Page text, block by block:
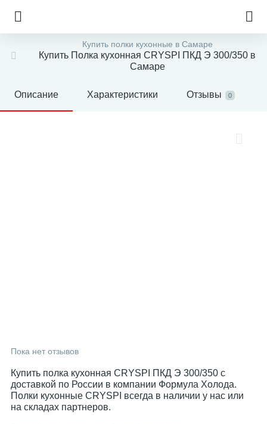
Купить полки кухонные в Самаре
Купить Полка кухонная CRYSPI ПКД Э 300/350 в
Самаре
Описание Характеристики Отзывы 0
Пока нет отзывов
Купить полка кухонная CRYSPI ПКД Э 300/350 с
доставкой по России в компании Формула Холода.
Полки кухонные CRYSPI всегда в наличии у нас или
на складах партнеров.